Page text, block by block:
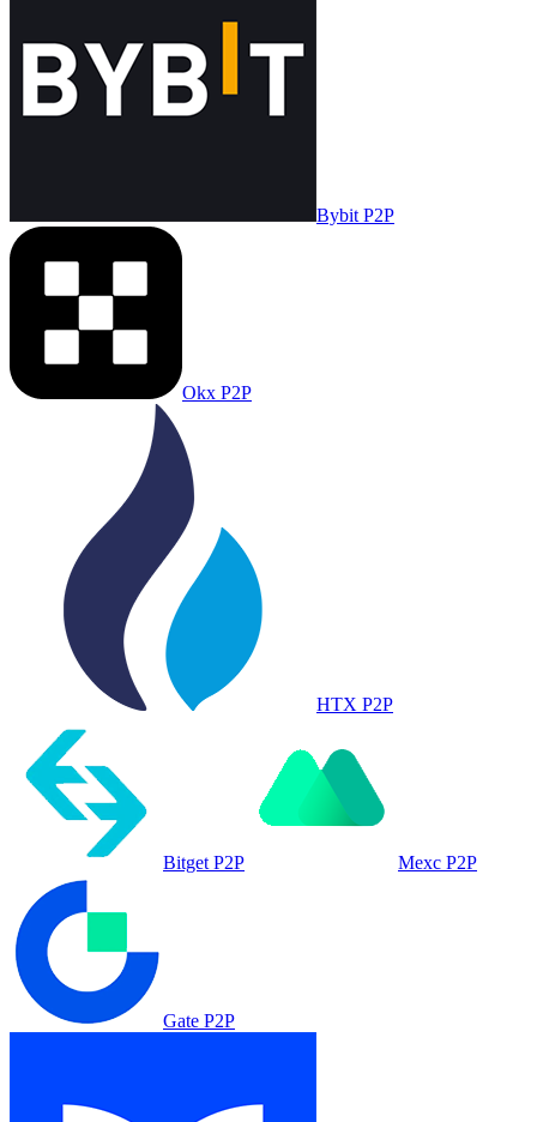
Bybit P2P
Okx P2P
HTX P2P
Bitget P2P Mexc P2P
Gate P2P